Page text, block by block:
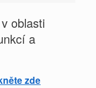
oblasti
a
zde